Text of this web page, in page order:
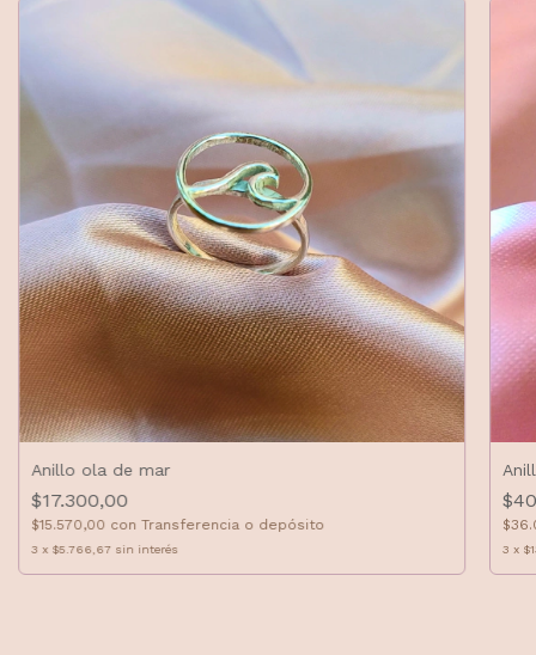
Anillo ola de mar
$17.300,00
$15.570,00 con Transferencia o depósito
3 x $5.766,67 sin interés 3 x